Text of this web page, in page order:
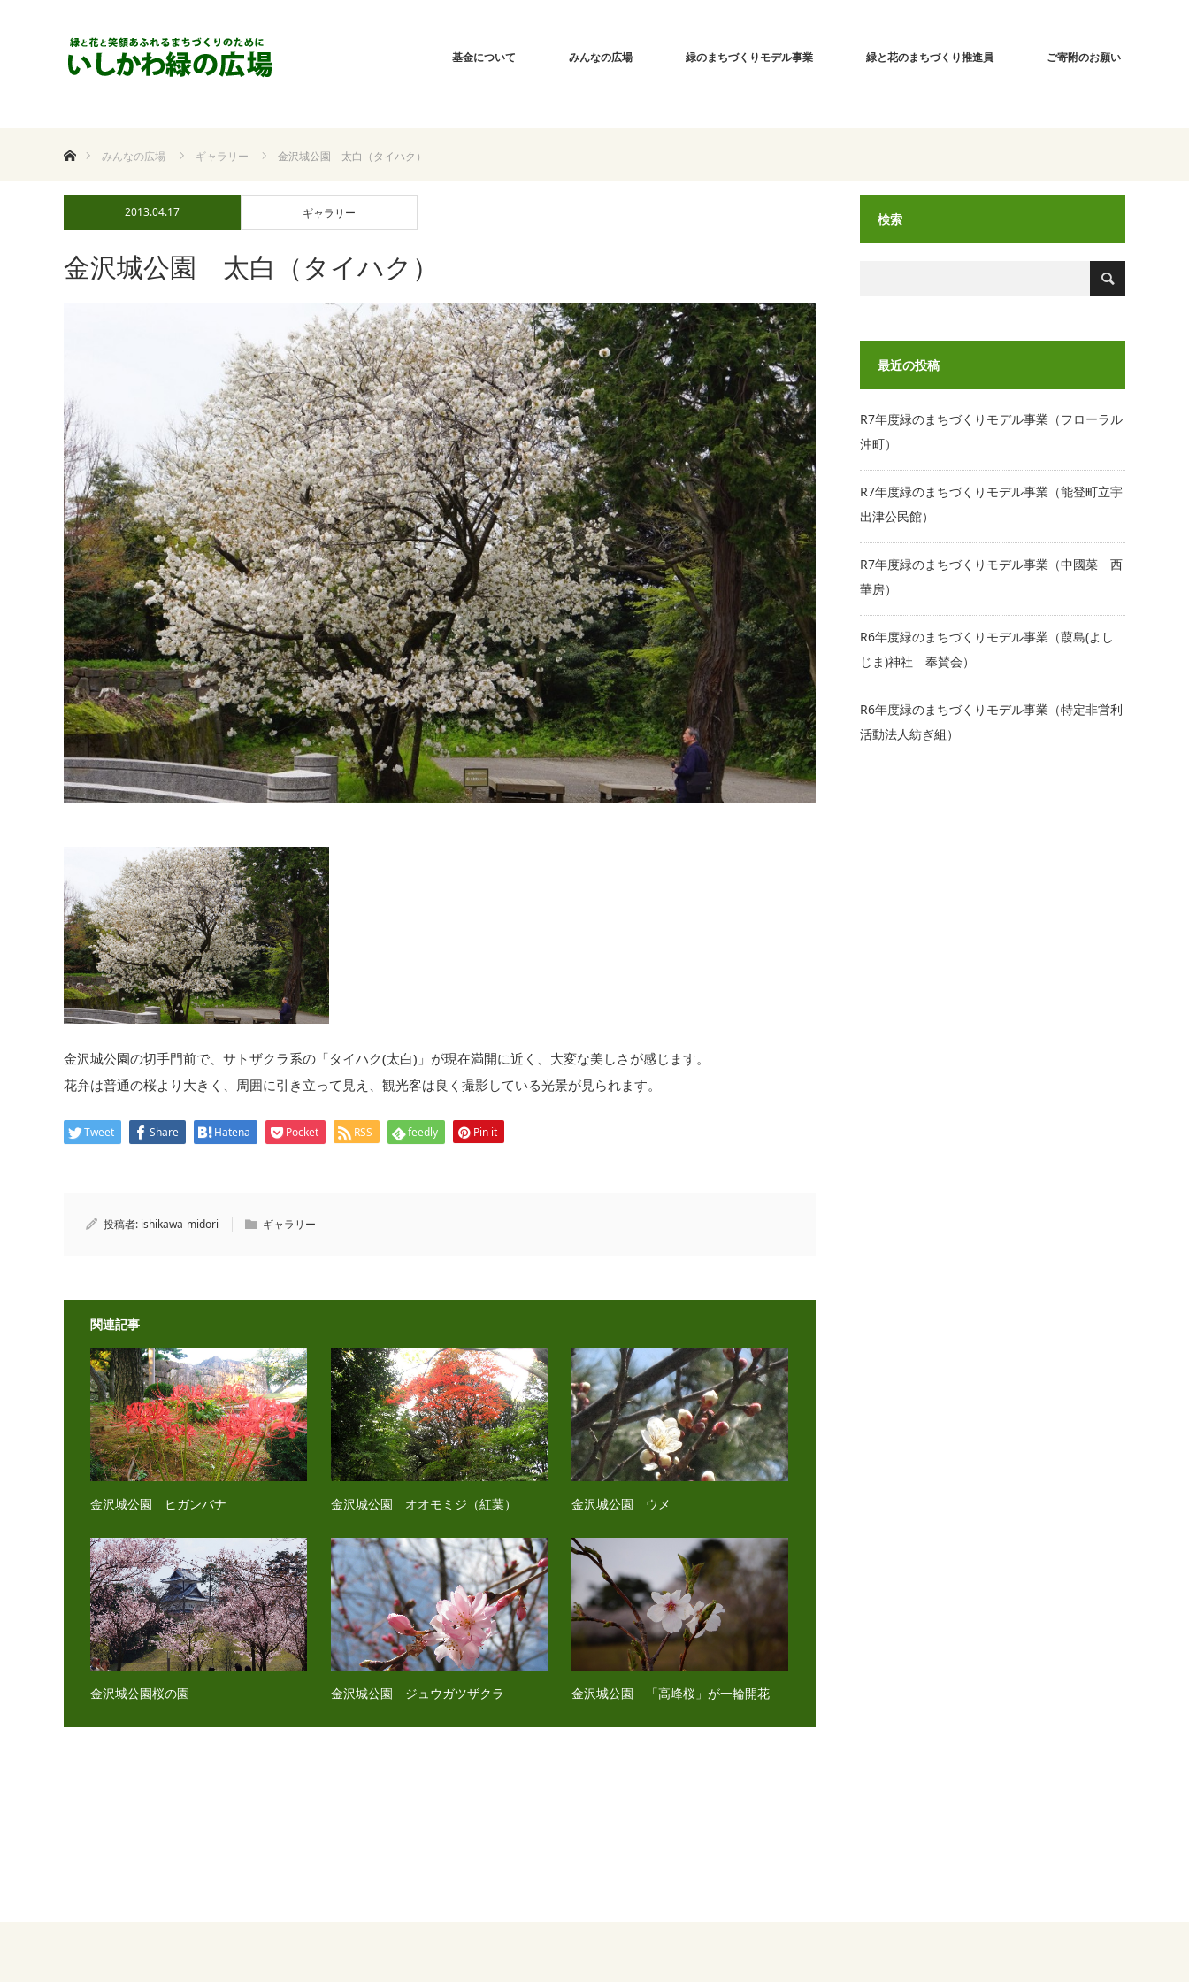
基金について みんなの広場 緑のまちづくりモデル事業 緑と花のまちづくり推進員 ご寄附のお願い
みんなの広場
ギャラリー 金沢城公園 太白（タイハク）
2013.04.17 ギャラリー
金沢城公園 太白（タイハク）
金沢城公園の切手門前で、サトザクラ系の「タイハク(太白)」が現在満開に近く、大変な美しさが感じます。
花弁は普通の桜より大きく、周囲に引き立って見え、観光客は良く撮影している光景が見られます。
Tweet Share Hatena Pocket RSS feedly Pin it
投稿者: ishikawa-midori ギャラリー
関連記事
金沢城公園 ヒガンバナ 金沢城公園 オオモミジ（紅葉） 金沢城公園 ウメ
金沢城公園桜の園 金沢城公園 ジュウガツザクラ 金沢城公園 「高峰桜」が一輪開花
検索
最近の投稿
R7年度緑のまちづくりモデル事業（フローラル
沖町）
R7年度緑のまちづくりモデル事業（能登町立宇
出津公民館）
R7年度緑のまちづくりモデル事業（中國菜 西
華房）
R6年度緑のまちづくりモデル事業（葭島(よし
じま)神社 奉賛会）
R6年度緑のまちづくりモデル事業（特定非営利
活動法人紡ぎ組）